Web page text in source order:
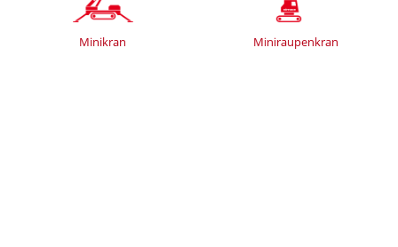
Minikran Miniraupenkran